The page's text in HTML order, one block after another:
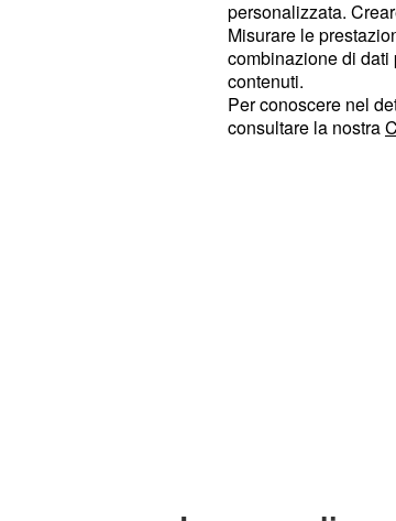
I numeri sono i seguenti:
80887028 e02
tipico del capoluogo
personalizzata.
Misurare le
combinazione di
contenuti.
Per conoscere nel
consultare la nostra